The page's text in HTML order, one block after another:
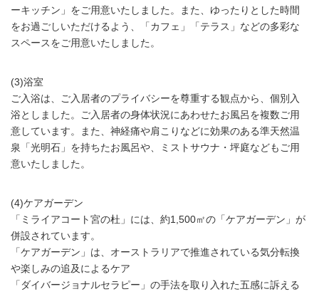
ーキッチン」をご用意いたしました。また、ゆったりとした時間
をお過ごしいただけるよう、「カフェ」「テラス」などの多彩な
スペースをご用意いたしました。
(3)浴室
ご入浴は、ご入居者のプライバシーを尊重する観点から、個別入
浴としました。ご入居者の身体状況にあわせたお風呂を複数ご用
意しています。また、神経痛や肩こりなどに効果のある準天然温
泉「光明石」を持ちたお風呂や、ミストサウナ・坪庭などもご用
意いたしました。
(4)ケアガーデン
「ミライアコート宮の杜」には、約1,500㎡の「ケアガーデン」が
併設されています。
「ケアガーデン」は、オーストラリアで推進されている気分転換
や楽しみの追及によるケア
「ダイバージョナルセラピー」の手法を取り入れた五感に訴える